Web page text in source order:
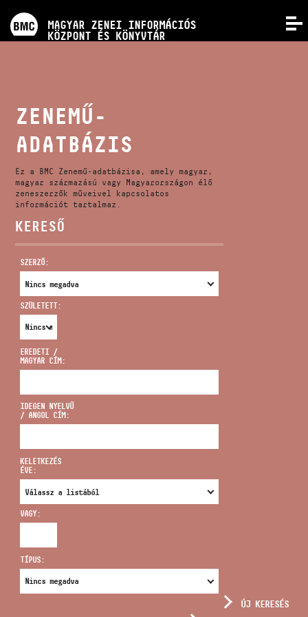
MAGYAR ZENEI INFORMÁCIÓS
KÖZPONT ÉS KÖNYVTÁR
KÉPZÉSEK
KIADVÁNYOK
RÓLUNK
VIDEÓ GALÉRIA
CÍM
infokozpont@bmc.hu
TELEFON
NYITVA TARTÁS
ZENEMŰ-
ADATBÁZIS
Ez a BMC Zenemű-adatbázisa, amely magyar,
magyar származású vagy Magyarországon élő
zeneszerzők műveivel kapcsolatos
információt tartalmaz.
KERESŐ
SZERZŐ:
SZÜLETETT:
EREDETI /
MAGYAR CÍM:
IDEGEN NYELVŰ
/ ANGOL CÍM:
KELETKEZÉS
ÉVE:
VAGY:
TÍPUS:
ÚJ KERESÉS